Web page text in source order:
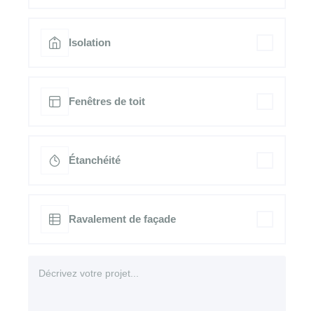
Isolation
Fenêtres de toit
Étanchéité
Ravalement de façade